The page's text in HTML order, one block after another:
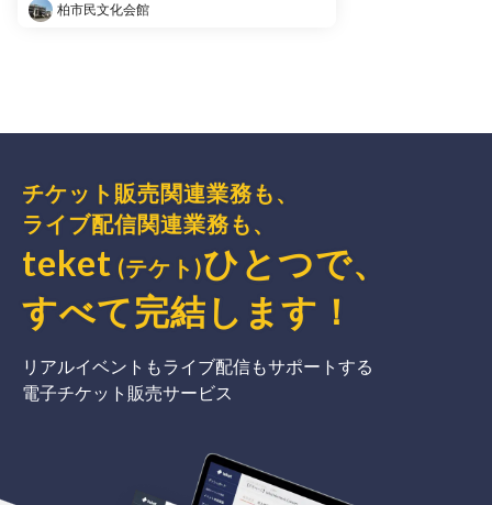
柏市民文化会館
チケット販売関連業務も、
ライブ配信関連業務も、
teket (テケト)ひとつで、
すべて完結 します ！
リアルイベントもライブ配信もサポートする
電子チケット販売サービス